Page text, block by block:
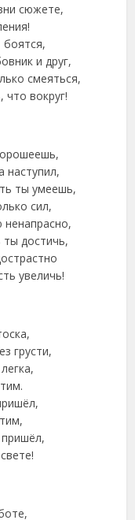
сюжете,
и друг,
смеяться,
вокруг!
наступил,
ты умеешь,
сил,
достичь,
увеличь!
грусти,